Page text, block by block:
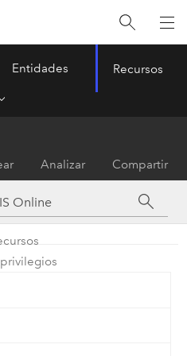
Entidades Recursos
Analizar Compartir